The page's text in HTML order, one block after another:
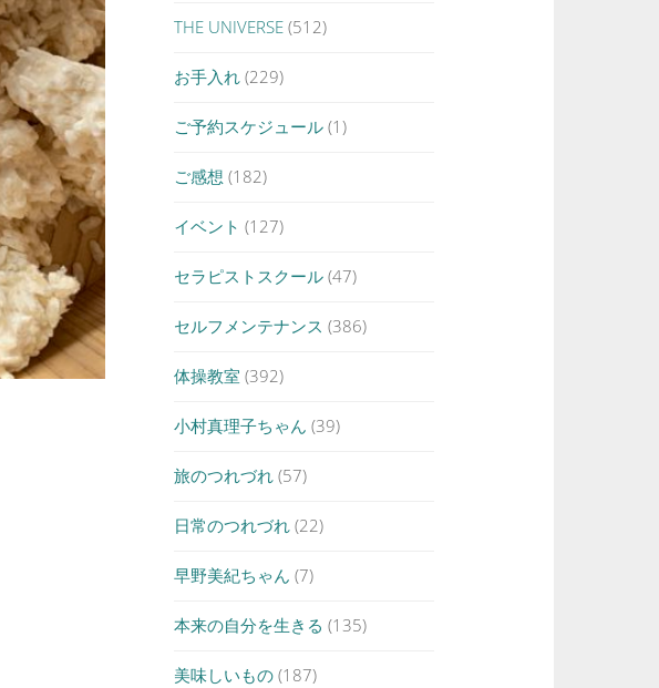
THE UNIVERSE (512)
お手入れ (229)
ご予約スケジュール (1)
ご感想 (182)
イベント (127)
セラピストスクール (47)
セルフメンテナンス (386)
体操教室 (392)
小村真理子ちゃん (39)
旅のつれづれ (57)
日常のつれづれ (22)
早野美紀ちゃん (7)
本来の自分を生きる (135)
美味しいもの (187)